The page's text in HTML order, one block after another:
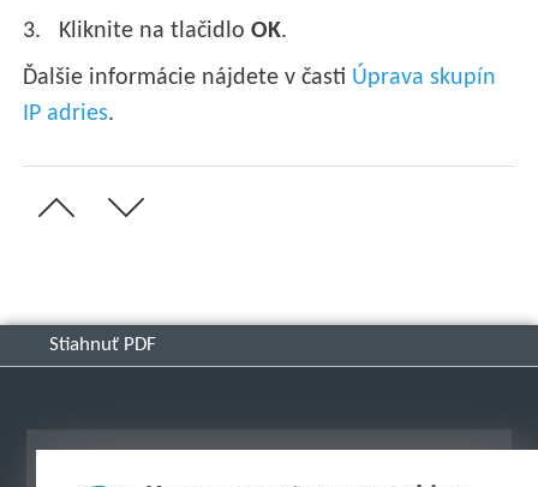
Kliknite na tlačidloOK.
Ďalšie informácie nájdete v časti Úprava skupín
IP adries.
Stiahnuť PDF